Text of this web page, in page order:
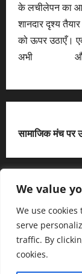
We value
We use
serve
traffic. By
cookies.
के लचीलेपन का
शानदार दृश्य
को ऊपर उठाएँ।
अभी
सामाजिक मंच पर
X
हमसे जुड़ें